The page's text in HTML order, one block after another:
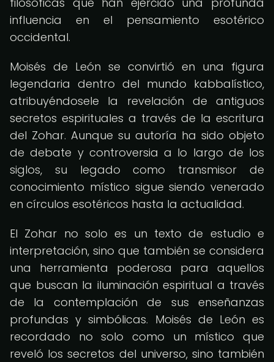
influencia en el pensamiento esotérico
occidental.
Moisés de León se convirtió en una figura
legendaria dentro del mundo kabbalístico,
atribuyéndosele la revelación de antiguos
secretos espirituales a través de la escritura
del Zohar. Aunque su autoría ha sido objeto
de debate y controversia a lo largo de los
siglos, su legado como transmisor de
conocimiento místico sigue siendo venerado
en círculos esotéricos hasta la actualidad.
El Zohar no solo es un texto de estudio e
interpretación, sino que también se considera
una herramienta poderosa para aquellos
que buscan la iluminación espiritual a través
de la contemplación de sus enseñanzas
profundas y simbólicas. Moisés de León es
recordado no solo como un místico que
reveló los secretos del universo, sino también